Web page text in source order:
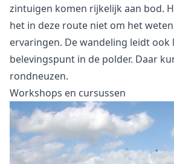
zintuigen komen rijkelijk aan bod.
het in deze route niet om het
ervaringen. De wandeling leidt ook
belevingspunt in de polder. Daar
rondneuzen.
Workshops en cursussen